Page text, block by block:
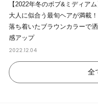
【2022年冬のボブ&ミディアム
大人に似合う最旬ヘアが満載！
落ち着いたブラウンカラーで
感アップ
2022.12.04
全